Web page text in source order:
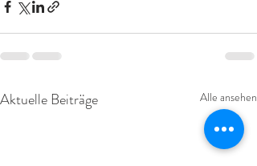
Aktuelle Beiträge Alle ansehen